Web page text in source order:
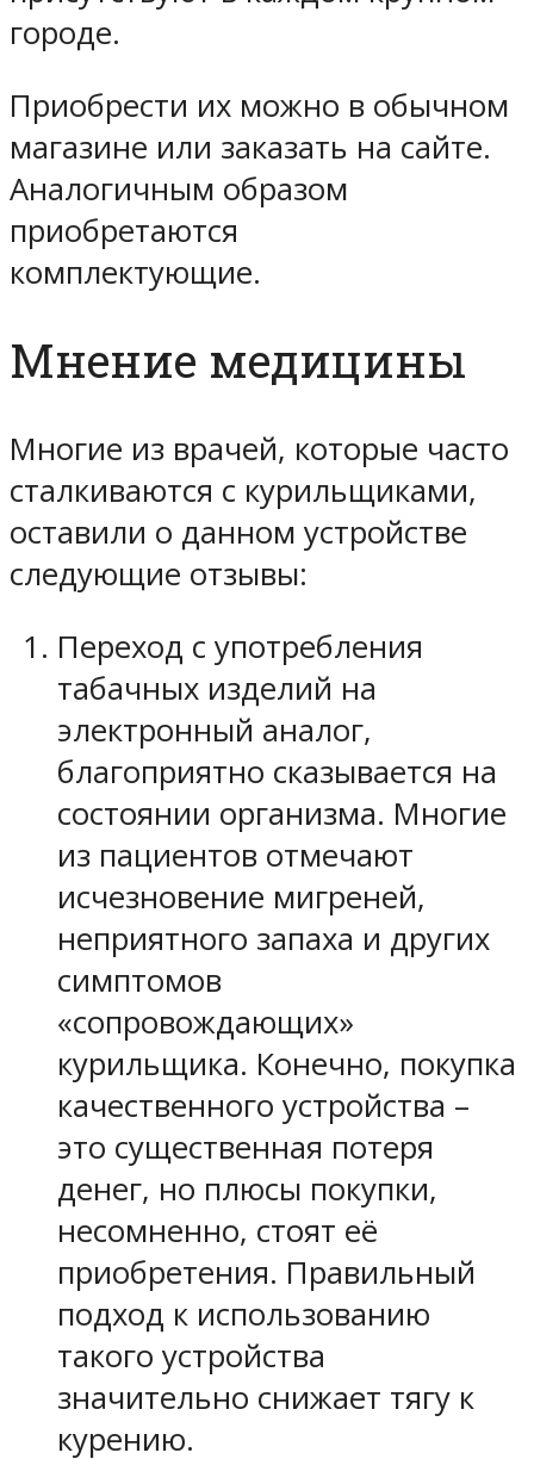
городе.
Приобрести их можно в обычном
магазине или заказать на сайте.
Аналогичным образом
приобретаются
комплектующие.
Мнение медицины
Многие из врачей, которые часто
сталкиваются с курильщиками,
оставили о данном устройстве
следующие отзывы:
Переход с употребления
табачных изделий на
электронный аналог,
благоприятно сказывается на
состоянии организма. Многие
из пациентов отмечают
исчезновение мигреней,
неприятного запаха и других
симптомов
«сопровождающих»
курильщика. Конечно, покупка
качественного устройства –
это существенная потеря
денег, но плюсы покупки,
несомненно, стоят её
приобретения. Правильный
подход к использованию
такого устройства
значительно снижает тягу к
курению.